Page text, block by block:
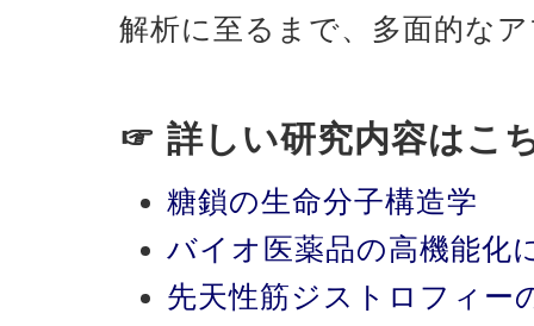
解析に至るまで、多面的な
☞ 詳しい研究内容はこ
糖鎖の生命分子構造学
バイオ医薬品の高機能化
先天性筋ジストロフィー